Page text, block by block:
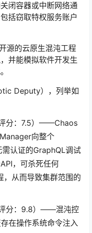
闭容器或中断网络通
括窃取特权服务账户
源的云原生混沌工程
并能模拟软件开发生
Deputy），列举如
评分：7.5）——Chaos
向整个
认证的GraphQL调试
，可杀死任何
从而导致集群范围的
评分：9.8）——混沌控
在操作系统命令注入